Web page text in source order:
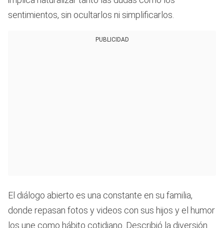
sentimientos, sin ocultarlos ni simplificarlos.
PUBLICIDAD
El diálogo abierto es una constante en su familia,
donde repasan fotos y videos con sus hijos y el humor
los une como hábito cotidiano. Describió la diversión